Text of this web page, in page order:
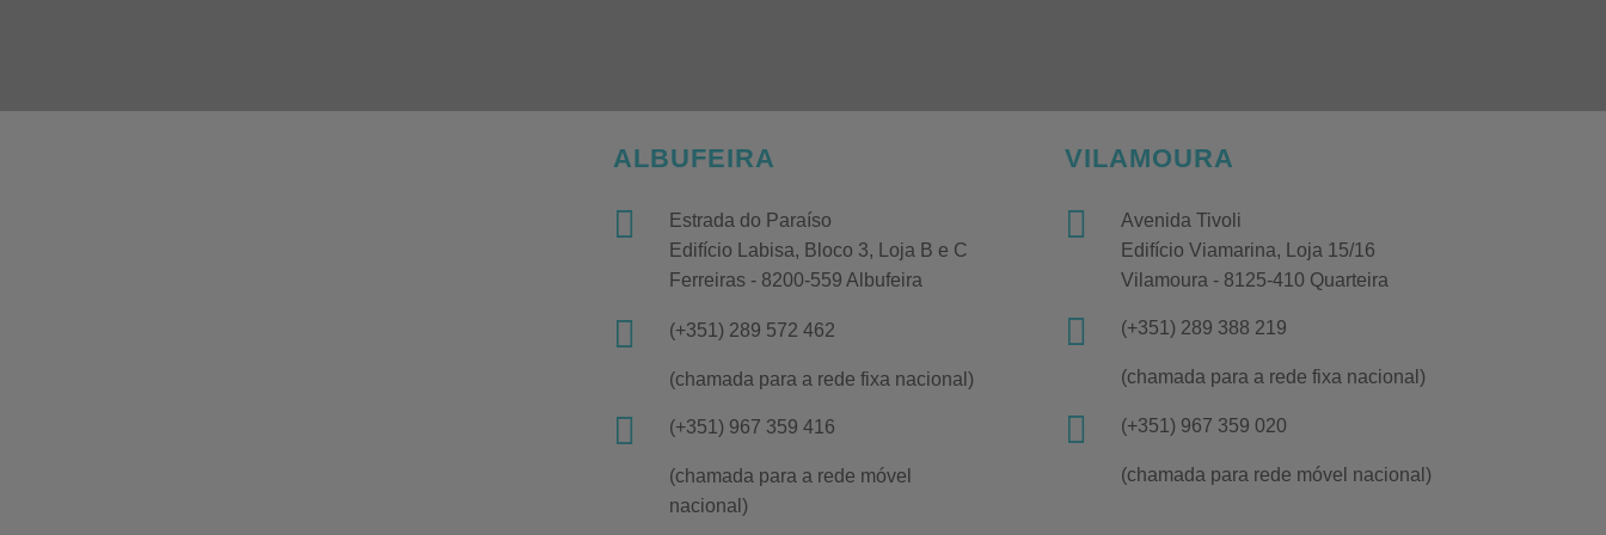
ALBUFEIRA

Estrada do Paraíso
Edifício Labisa, Bloco 3, Loja B e C
Ferreiras - 8200-559 Albufeira
 (+351) 289 572 462
(chamada para a rede fixa nacional)
 (+351) 967 359 416
(chamada para a rede móvel
nacional)
VILAMOURA

Avenida Tivoli
Edifício Viamarina, Loja 15/16
Vilamoura - 8125-410 Quarteira
 (+351) 289 388 219
(chamada para a rede fixa nacional)
 (+351) 967 359 020
(chamada para rede móvel nacional)